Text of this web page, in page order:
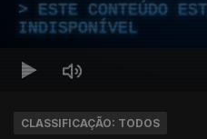
ESTE CONTEÚDO
INDISPONÍVEL
CLASSIFICAÇÃO: TODOS